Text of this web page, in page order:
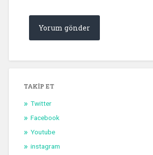
TAKIP ET
Twitter
Facebook
Youtube
instagram